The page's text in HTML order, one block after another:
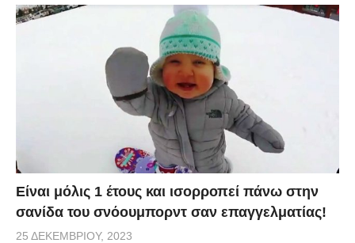
Είναι μόλις 1 έτους και ισορροπεί πάνω στην
σανίδα του σνόουμπορντ σαν επαγγελματίας!
25 ΔΕΚΕΜΒΡΊΟΥ, 2023